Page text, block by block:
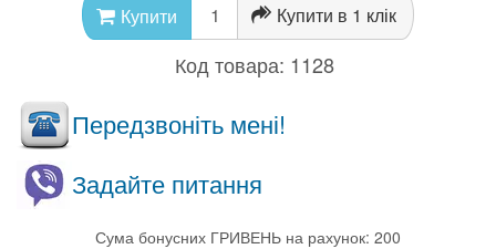
Купити Купити в 1 клік
Код товара: 1128
Передзвоніть мені!
Задайте питання
Сума бонусних ГРИВЕНЬ на рахунок: 200